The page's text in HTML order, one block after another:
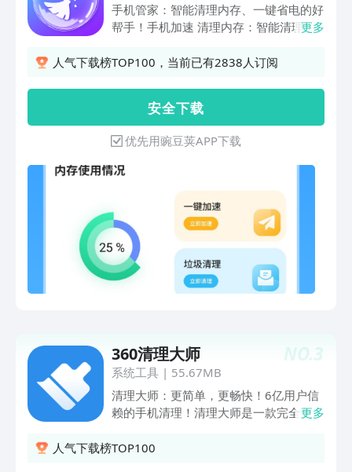
手机管家：智能清理内存、一键省电的好
帮手！手机加速 清理内存：智能清理手
垃圾、垃圾广告、大文件、短视频、图片
的手机！手机垃圾清理，智能手机电池清
理专家！
更多
人气下载榜TOP100，当前已有2838人订阅
安 全 下 载
优先用豌豆荚APP下载
NO.3
360清理大师
系统工具| 55.67MB
清理大师：更简单，更畅快！6亿用户信
赖的手机清理！清理大师是一款完全免费
手机运行更流畅，一键清理快速解决空间
更多
人气下载榜TOP100